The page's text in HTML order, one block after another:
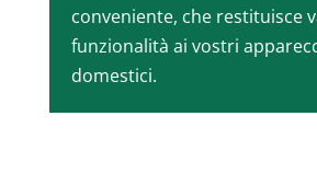
conveniente, che restituisce
funzionalità ai vostri
domestici.